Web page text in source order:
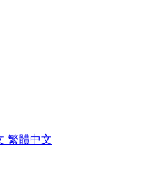
繁體中文